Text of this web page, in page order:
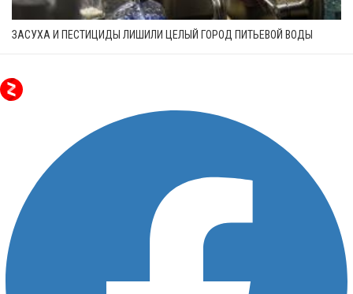
ЗАСУХА И ПЕСТИЦИДЫ ЛИШИЛИ ЦЕЛЫЙ ГОРОД ПИТЬЕВОЙ ВОДЫ